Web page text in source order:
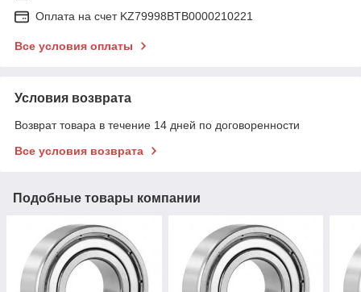
Оплата на счет KZ79998BTB0000210221
Все условия оплаты
Условия возврата
Возврат товара в течение 14 дней по договоренности
Все условия возврата
Подобные товары компании